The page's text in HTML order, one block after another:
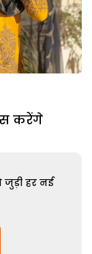
करेंगे
हर नई